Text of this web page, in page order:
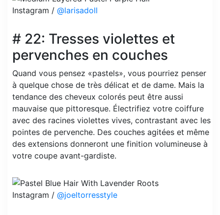
Instagram / @larisadoll
# 22: Tresses violettes et
pervenches en couches
Quand vous pensez «pastels», vous pourriez penser
à quelque chose de très délicat et de dame. Mais la
tendance des cheveux colorés peut être aussi
mauvaise que pittoresque. Électrifiez votre coiffure
avec des racines violettes vives, contrastant avec les
pointes de pervenche. Des couches agitées et même
des extensions donneront une finition volumineuse à
votre coupe avant-gardiste.
Instagram / @joeltorresstyle